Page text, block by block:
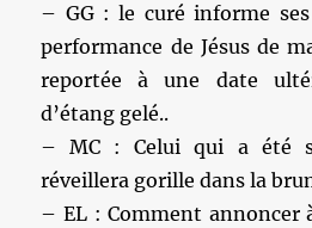
– GG : le curé informe
performance de Jésus de
reportée à une date
d’étang gelé..
– MC : Celui qui a été
réveillera gorille dans la
– EL : Comment annoncer